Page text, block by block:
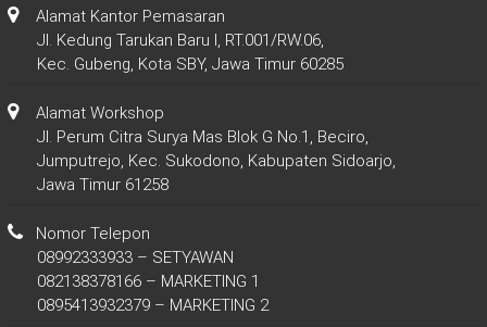
Alamat Kantor Pemasaran
Jl. Kedung Tarukan Baru I, RT.001/RW.06,
Kec. Gubeng, Kota SBY, Jawa Timur 60285
Alamat Workshop
Jl. Perum Citra Surya Mas Blok G No.1, Beciro,
Jumputrejo, Kec. Sukodono, Kabupaten Sidoarjo,
Jawa Timur 61258
Nomor Telepon
08992333933 – SETYAWAN
082138378166 – MARKETING 1
0895413932379 – MARKETING 2